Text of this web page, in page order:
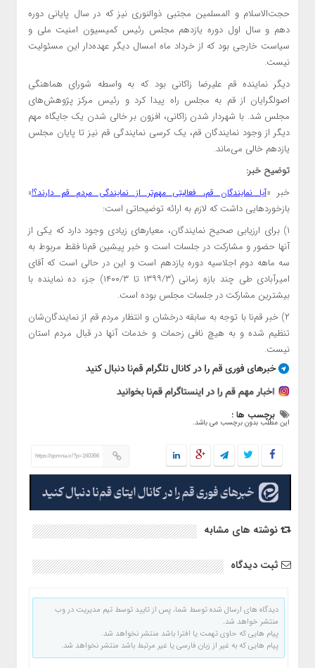
حجت‌الاسلام و المسلمین مجتبی ذوالنوری نیز که در سال پایانی دوره
دهم و سال اول دوره یازدهم مجلس رئیس کمیسیون امنیت ملی و
سیاست خارجی بود که از خرداد ماه امسال دیگر عهده‌دار این مسئولیت
نیست.
دیگر نماینده قم علیرضا زاکانی بود که به واسطه شورای هماهنگی
اصولگرایان از قم به مجلس راه پیدا کرد و رئیس مرکز پژوهش‌های
مجلس شد. با شهردار شدن زاکانی، افزون بر خالی شدن یک جایگاه مهم
دیگر از وجود نمایندگان قم، یک کرسی نمایندگی قم نیز تا پایان مجلس
یازدهم خالی می‌ماند.
توضیح خبر:
خبر «آیا نمایندگان قم، فعالیتی مهم‌تر از نمایندگی مردم قم دارند؟!»
بازخوردهایی داشت که لازم به ارائه توضیحاتی است:
۱) برای ارزیابی صحیح نمایندگان، معیارهای زیادی وجود دارد که یکی از
آنها حضور و مشارکت در جلسات است و خبر پیشین قم‌نا فقط مربوط به
سه ماهه دوم اجلاسیه دوره یازدهم است و این در حالی است که آقای
امیرآبادی طی چند بازه زمانی (۱۳۹۹/۳ تا ۱۴۰۰/۳) جزء ده نماینده با
بیشترین مشارکت در جلسات مجلس بوده است.
۲) خبر قم‌نا با توجه به سابقه درخشان و انتظار مردم قم از نمایندگان‌شان
تنظیم شده و به هیچ نافی زحمات و خدمات آنها در قبال مردم استان
نیست.
برچسب ها :
این مطلب بدون برچسب می باشد.
https://qomna.ir/?p=160366
نوشته های مشابه
ثبت دیدگاه
دیدگاه های ارسال شده توسط شما، پس از تایید توسط تیم مدیریت در وب
منتشر خواهد شد.
پیام هایی که حاوی تهمت یا افترا باشد منتشر نخواهد شد.
پیام هایی که به غیر از زبان فارسی یا غیر مرتبط باشد منتشر نخواهد شد.